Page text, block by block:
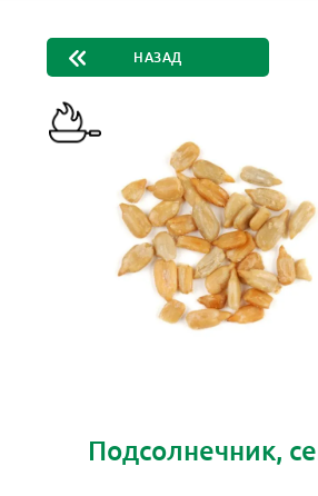
НАЗАД
Подсолнечник,